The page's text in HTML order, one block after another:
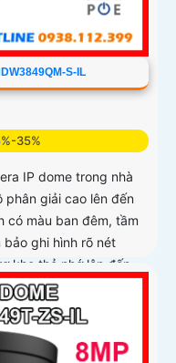
S-IL
35%
IP dome trong nhà
phân giải cao lên đến
có màu ban đêm, tầm
ghi hình rõ nét
khe thẻ nhớ lên đến
POE và khả năng
tiện giám sát an ninh